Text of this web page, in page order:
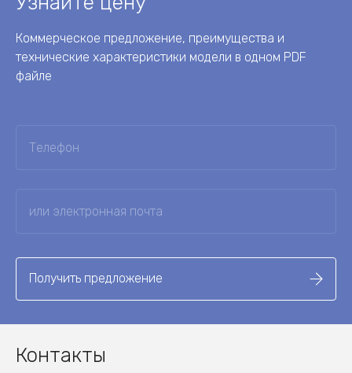
Коммерческое предложение, преимущества и
технические характеристики модели в одном PDF
файле
Получить предложение
Контакты